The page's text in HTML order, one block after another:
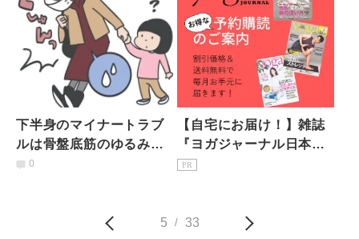
下半身のマイナートラブ
ルは骨盤底筋のゆるみが
原因かも！【尿もれ・
0
【自宅にお届け！】雑誌
『ヨガジャーナル日本
版』予約購読のご案内
PR
5 / 33